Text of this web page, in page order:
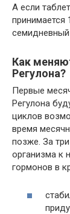
А если
принимается
семидневный
Как
Регулона?
Первые
Регулона
циклов
время
позже. За
организма к
гормонов в